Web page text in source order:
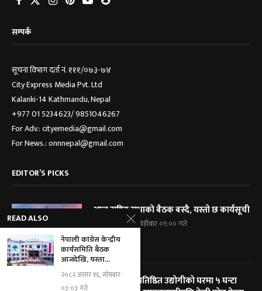
सम्पर्क
सूचना विभाग दर्ता नं. १११/०७३-७४
City Express Media Pvt. Ltd
Kalanki-14 Kathmandu, Nepal
+977 01 5234623/ 9851046267
For Adv.: cityemedia@gmail.com
For News.: onnnepal@gmail.com
EDITOR’S PICKS
आज राष्ट्रिय सभाको बैठक बस्दै, यस्तो छ कार्यसूची
२०८३ श्रावण २१, बिहीबार ०९:०० गते
विराटनगरका प्रतिष्ठित उद्योगीको घरमा ५ घन्टा
READ ALSO
नेपाली कांग्रेस केन्द्रीय
कार्यसमिति बैठक
आजदेखि, यस्ता...
२०८२ असार १६, सोमबार
०३:०३ गते